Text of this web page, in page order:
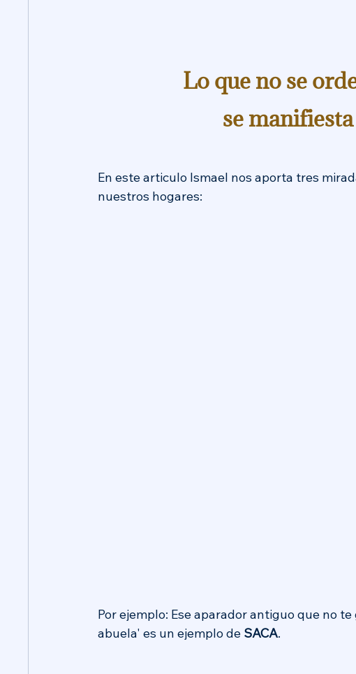
Lo que no se
se
En este articulo Ismael nos aporta tres
nuestros hogares:
Por ejemplo: Ese aparador antiguo que no
abuela' es un ejemplo de SACA.